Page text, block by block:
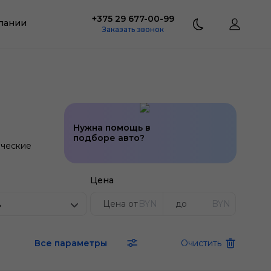
+375 29 677-00-99
Заказать звонок
Нужна помощь в
подборе авто?
Цена
BYN BYN
Все параметры Очистить